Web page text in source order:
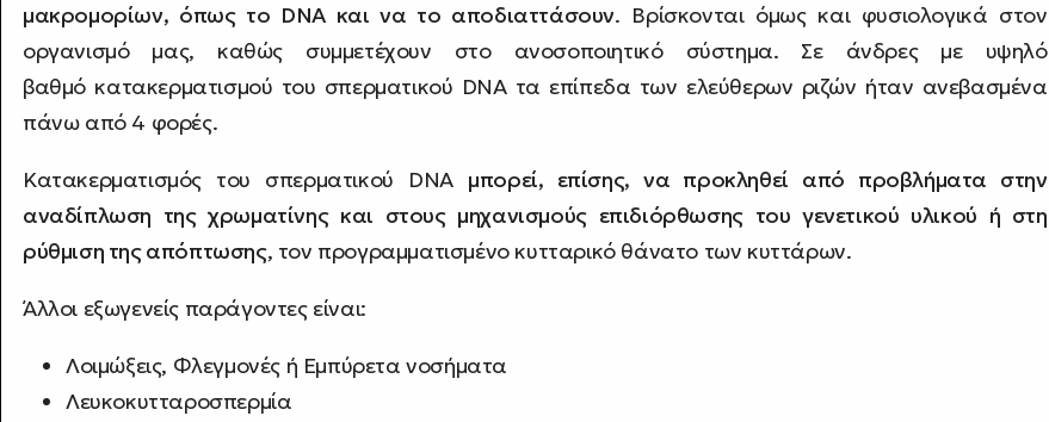
μακρομορίων, όπως το DNA και να το αποδιαττάσουν. Βρίσκονται όμως και φυσιολογικά στον
οργανισμό μας, καθώς συμμετέχουν στο ανοσοποιητικό σύστημα. Σε άνδρες με υψηλό
βαθμό κατακερματισμού του σπερματικού DNA τα επίπεδα των ελεύθερων ριζών ήταν ανεβασμένα
πάνω από 4 φορές.
Κατακερματισμός του σπερματικού DNA μπορεί, επίσης, να προκληθεί από προβλήματα στην
αναδίπλωση της χρωματίνης και στους μηχανισμούς επιδιόρθωσης του γενετικού υλικού ή στη
ρύθμιση της απόπτωσης, τον προγραμματισμένο κυτταρικό θάνατο των κυττάρων.
Άλλοι εξωγενείς παράγοντες είναι:
Λοιμώξεις, Φλεγμονές ή Εμπύρετα νοσήματα
Λευκοκυτταροσπερμία